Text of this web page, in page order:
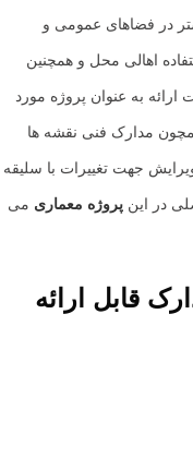
در فضاهای عمومی و
اهالی محل و همچنین
به عنوان پروژه مورد
مدارک فنی نقشه ها
جهت تغییرات با سلیقه
در این پروژه معماری می
قابل ارائه